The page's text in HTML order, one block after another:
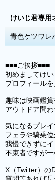
けいじ君専用
青色ケツワレ
■■■ご挨拶■■■
初めましてけい
プロフィール
趣味は映画鑑
アウトドア問わ
気になるプレイ
フェラや騎乗位
我慢できずにイ
X（Twitter）の
質問等あれば是